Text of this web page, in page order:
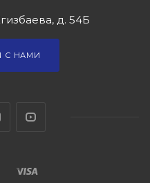
д. 54Б
С НАМИ